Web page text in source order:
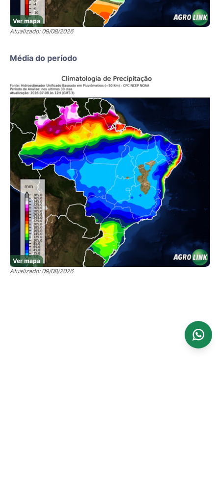
Ver mapa
Atualizado: 09/08/2026
Média do período
Ver mapa
Atualizado: 09/08/2026